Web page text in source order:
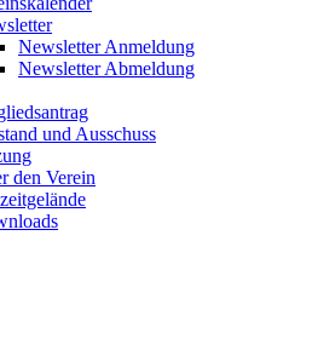
Newsletter Anmeldung
Newsletter Abmeldung
und Ausschuss
den Verein